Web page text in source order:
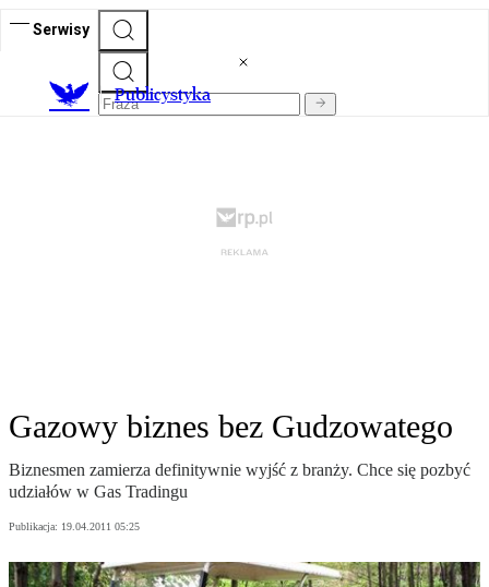
Serwisy
Publicystyka
Gazowy biznes bez Gudzowatego
Biznesmen zamierza definitywnie wyjść z branży. Chce się pozbyć
udziałów w Gas Tradingu
Publikacja: 19.04.2011 05:25